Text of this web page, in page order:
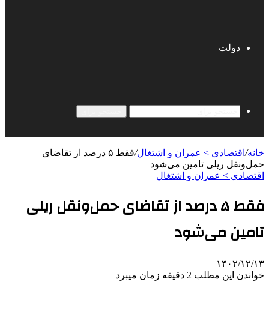
دولت
خانه/ اقتصادی > عمران و اشتغال/
فقط ۵ درصد از تقاضای
حمل‌ونقل ریلی تامین می‌شود
اقتصادی > عمران و اشتغال
فقط ۵ درصد از تقاضای حمل‌ونقل ریلی
تامین می‌شود
۱۴۰۲/۱۲/۱۳
خواندن این مطلب 2 دقیقه زمان میبرد